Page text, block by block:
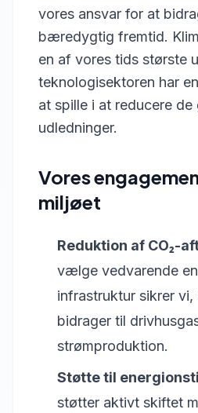
vores ansvar for at
bæredygtig fremtid.
en af vores tids største
teknologisektoren har
at spille i at reducere de
udledninger.
Vores
miljøet
Reduktion af CO₂-
vælge vedvarende
infrastruktur sikrer
bidrager til
strømproduktion.
Støtte til
støtter aktivt skiftet